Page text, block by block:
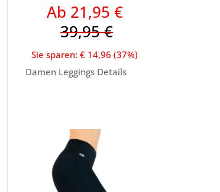
Ab 21,95 €
39,95 €
Sie sparen: € 14,96 (37%)
Damen Leggings Details